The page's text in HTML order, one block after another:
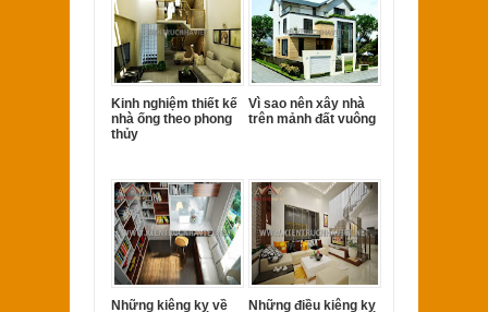
Kinh nghiệm thiết kế
nhà ống theo phong
thủy
Vì sao nên xây nhà
trên mảnh đất vuông
Những kiêng kỵ về
Những điều kiêng kỵ